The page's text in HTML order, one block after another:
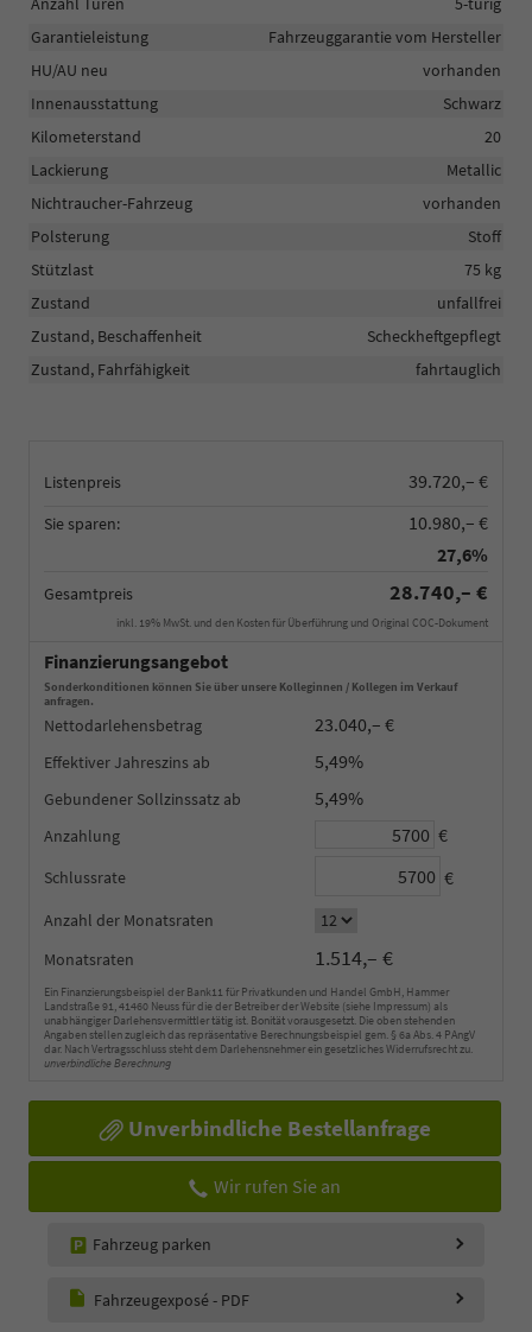
Listenpreis 39.720,– €
Sie sparen:
10.980,– €
27,6%
Gesamtpreis 28.740,– €
inkl. 19% MwSt. und den Kosten für Überführung und Original COC-Dokument
Finanzierungsangebot
Sonderkonditionen können Sie über unsere Kolleginnen / Kollegen im Verkauf
anfragen.
Nettodarlehensbetrag 23.040,– €
Effektiver Jahreszins 5,49%
Gebundener Sollzinssatz 5,49%
Anzahlung €
Schlussrate €
Anzahl der Monatsraten
Monatsraten
1.514,– €
Ein Finanzierungsbeispiel der Bank11 für Privatkunden und Handel GmbH, Hammer
Landstraße 91, 41460 Neuss für die der Betreiber der Website (siehe Impressum) als
unabhängiger Darlehensvermittler tätig ist. Bonität vorausgesetzt. Die oben stehenden
Angaben stellen zugleich das repräsentative Berechnungsbeispiel gem. § 6a Abs. 4 PAngV
dar. Nach Vertragsschluss steht dem Darlehensnehmer ein gesetzliches Widerrufsrecht zu.
unverbindliche Berechnung
Unverbindliche Bestellanfrage
Wir rufen Sie an
Fahrzeug parken
Fahrzeugexposé - PDF
Garantieleistung
Fahrzeuggarantie vom Hersteller
HU/AU neu
vorhanden
Innenausstattung
Schwarz
Kilometerstand
20
Lackierung
Metallic
Nichtraucher-Fahrzeug
vorhanden
Polsterung
Stoff
Stützlast
75 kg
Zustand
unfallfrei
Zustand, Beschaffenheit
Scheckheftgepflegt
Zustand, Fahrfähigkeit
fahrtauglich